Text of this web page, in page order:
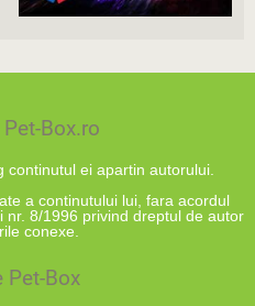
Box.ro
ei apartin autorului.
a continutului lui, fara acordul
8/1996 privind dreptul de autor
conexe.
Pet-Box